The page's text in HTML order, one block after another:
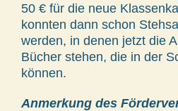
50 € für die neue
konnten dann schon
werden, in denen jetzt die
Bücher stehen, die in der
können.
Anmerkung des